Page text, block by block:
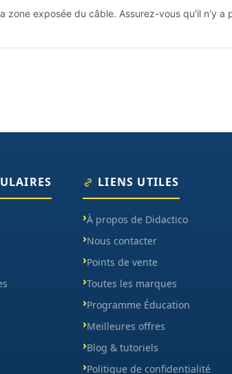
exposée du câble. Assurez-vous qu'il n'y a
LIENS UTILES
À propos de Didactico
Nous contacter
Points de vente
Toutes les marques
Programme Éducation
Meilleures offres
Blog & tutoriels
Politique de confidentialité